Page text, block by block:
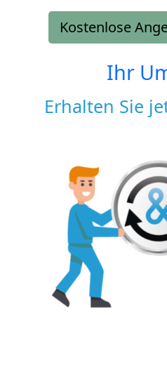
Kostenlose
Ihr
Erhalten Sie